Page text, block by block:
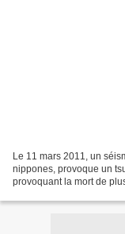
Le 11 mars 2011, un
nippones, provoque un
provoquant la mort de